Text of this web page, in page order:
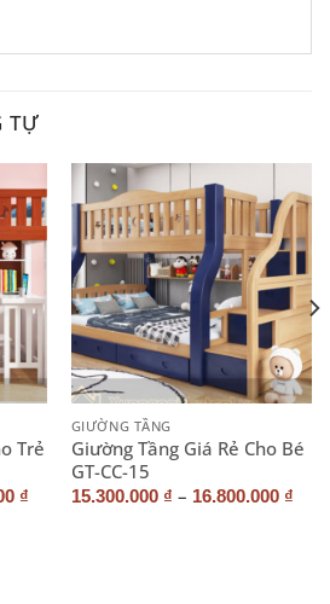
TỰ
Trẻ
₫
GIƯỜNG TẦNG
Giường Tầng Giá Rẻ Cho Bé
GT-CC-15
15.300.000 ₫ – 16.800.000 ₫